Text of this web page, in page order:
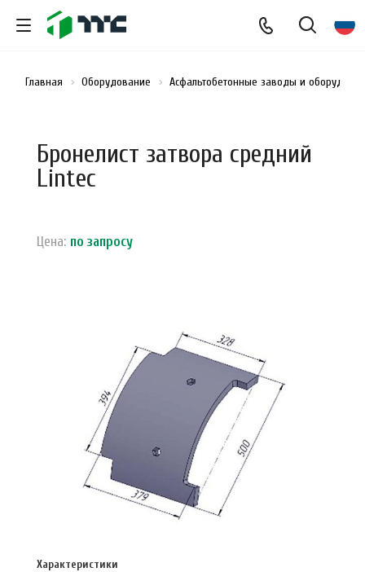
Главная Оборудование Асфальтобетонные заводы и
Бронелист затвора средний
Lintec
Цена: по запросу
Характеристики